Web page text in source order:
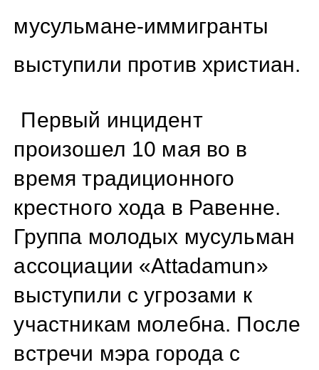
мусульмане-иммигранты
выступили против христиан.
Первый инцидент
произошел 10 мая во в
время традиционного
крестного хода в Равенне.
Группа молодых мусульман
ассоциации «Attadamun»
выступили с угрозами к
участникам молебна. После
встречи мэра города с